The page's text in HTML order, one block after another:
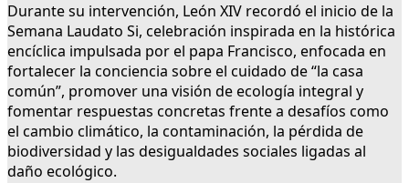
Durante su intervención, León XIV recordó el inicio de la
Semana Laudato Si, celebración inspirada en la histórica
encíclica impulsada por el papa Francisco, enfocada en
fortalecer la conciencia sobre el cuidado de “la casa
común”, promover una visión de ecología integral y
fomentar respuestas concretas frente a desafíos como
el cambio climático, la contaminación, la pérdida de
biodiversidad y las desigualdades sociales ligadas al
daño ecológico.